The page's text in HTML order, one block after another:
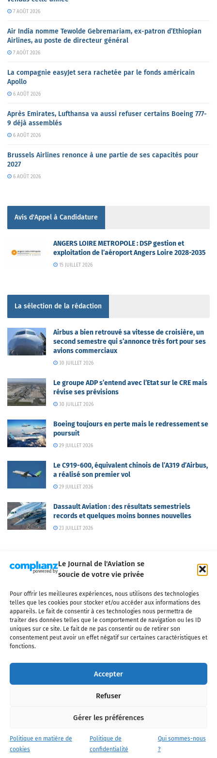
Le Journal de l'Aviation se
soucie de votre vie privée
Pour offrir les meilleures expériences, nous utilisons des technologies
telles que les cookies pour stocker et/ou accéder aux informations des
appareils. Le fait de consentir à ces technologies nous permettra de
traiter des données telles que le comportement de navigation ou les ID
uniques sur ce site. Le fait de ne pas consentir ou de retirer son
consentement peut avoir un effet négatif sur certaines caractéristiques et
fonctions.
Accepter
Refuser
Gérer les préférences
Politique en matière de
cookies
Politique de
confidentialité
Qui sommes-nous
?
7 AOÛT 2026
Air India nomme Tewolde Gebremariam, ex-patron d’Ethiopian
Airlines, au poste de directeur général
7 AOÛT 2026
La compagnie easyJet sera rachetée par le fonds américain
Apollo
6 AOÛT 2026
Après Emirates, Lufthansa va aussi refuser certains Boeing 777-
9 déjà assemblés
6 AOÛT 2026
Brussels Airlines renonce à une partie de ses capacités pour
2027
6 AOÛT 2026
Avis d'Appel à Candidature
ANGERS LOIRE METROPOLE : DSP gestion et
exploitation de l’aéroport Angers Loire 2028-2035
15 JUILLET 2026
La sélection de la rédaction
Airbus a bien retrouvé sa vitesse de croisière, un
second semestre qui s’annonce très fort pour ses
avions commerciaux
30 JUILLET 2026
Le groupe ADP s’entend avec l’Etat sur le CRE mais
révise ses prévisions
30 JUILLET 2026
Boeing toujours en perte mais le redressement se
poursuit
29 JUILLET 2026
Le C919-600, équivalent chinois de l’A319 d’Airbus,
a réalisé son premier vol
29 JUILLET 2026
Dassault Aviation : des résultats semestriels
records et quelques moins bonnes nouvelles
23 JUILLET 2026
Qui sommes-nous ? Nous contacter
Partenaires
Mentions légales
CGV Politique de confidentialité Cookies
l'industrie aéronautique, l'aviation commerciale, l'aviation d'affaires, les
civils, l'aéronautique de défense et l'industrie spatiale. Toute reproduction,
interdite sans autorisation écrite spécifique du Journal de l’Aviation.